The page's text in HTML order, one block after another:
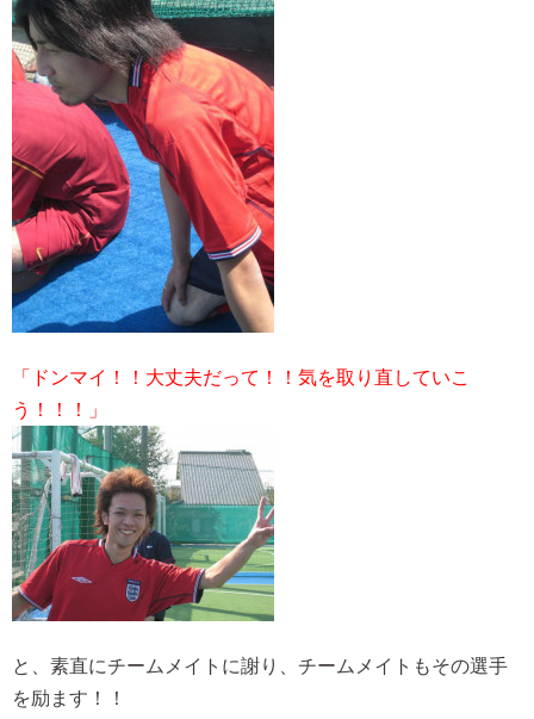
「ドンマイ！！大丈夫だって！！気を取り直していこ
う！！！」
と、素直にチームメイトに謝り、チームメイトもその選手
を励ます！！